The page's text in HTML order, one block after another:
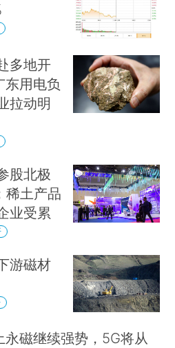
多地开
东用电负
拉动明
股北极
稀土产品
业受累
游磁材
磁继续强势，5G将从